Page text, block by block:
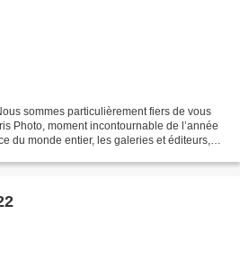
sommes particulièrement fiers de vous
Photo, moment incontournable de l’année
du monde entier, les galeries et éditeurs,